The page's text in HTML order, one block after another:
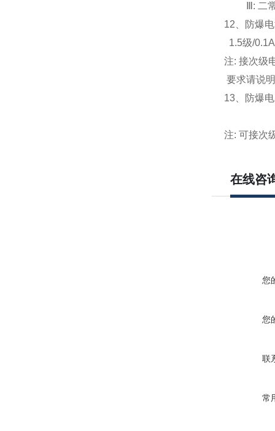
Ⅲ: 二
12 、防爆
1.5级/
注: 接次级
要求请说
13、防爆
注: 可接次
在线咨
您
您
联
常